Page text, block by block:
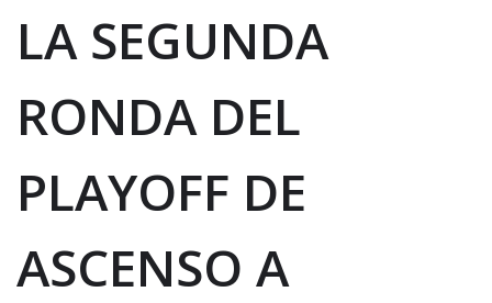
LA SEGUNDA
RONDA DEL
PLAYOFF DE
ASCENSO A